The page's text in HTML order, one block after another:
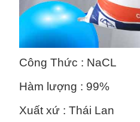
Công Thức : NaCL
Hàm lượng : 99%
Xuất xứ : Thái Lan